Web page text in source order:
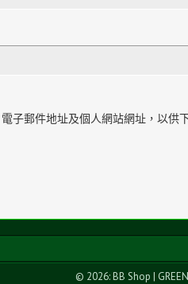
子郵件地址及個人網站網址，以供
© 2026: BB Shop |